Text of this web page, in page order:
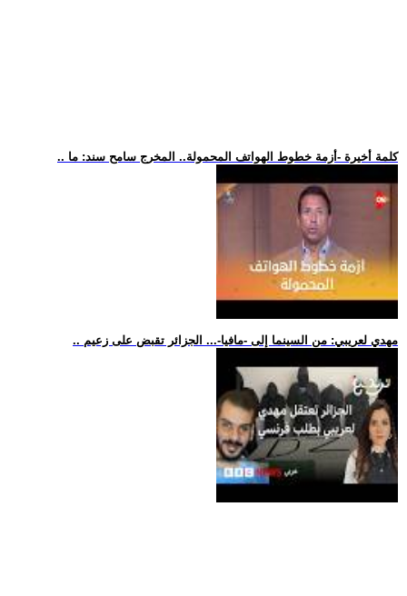
.. كلمة أخيرة -أزمة خطوط الهواتف المحمولة.. المخرج سامح سند: ما
.. مهدي لعريبي: من السينما إلى -مافيا-... الجزائر تقبض على زعيم